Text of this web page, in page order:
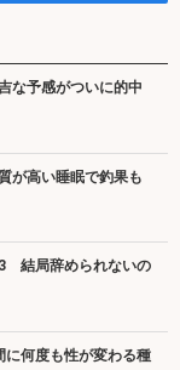
な予感がついに的中
が高い睡眠で釣果も
結局辞められないの
何度も性が変わる種